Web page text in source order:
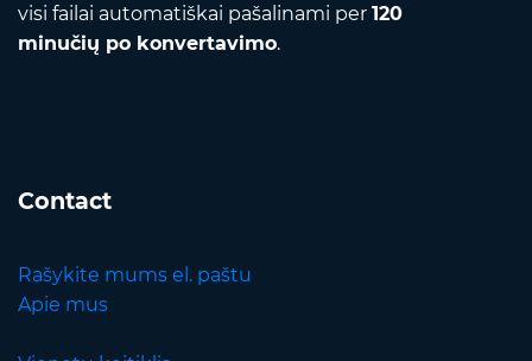
visi failai automatiškai pašalinami per 120
minučių po konvertavimo.
Contact
Rašykite mums el. paštu
Apie mus